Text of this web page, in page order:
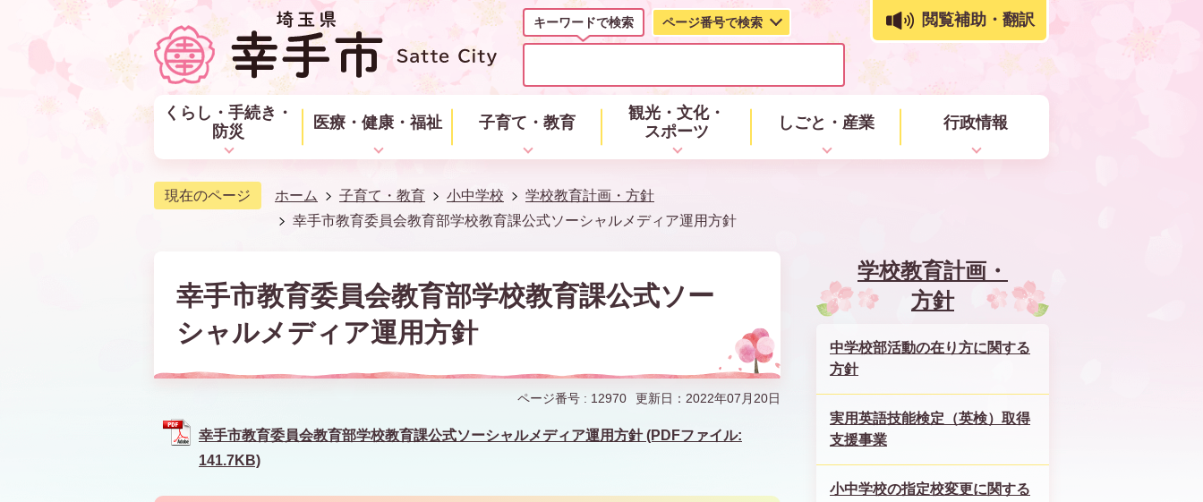
キーワードで検索 ページ番号で検索
キ
ワ
ド
で
検
閲覧補助・翻訳
くらし・手続き・
防災
医療・健康・福祉 子育て・教育
観光・文化・
スポーツ
しごと・産業 行政情報
現在のページ ホーム 子育て・教育 小中学校
学校教育計画・方針
幸手市教育委員会教育部学校教育課公式ソーシャルメディア運用方針
幸手市教育委員会教育部学校教育課公式ソー
シャルメディア運用方針
ページ番号 : 12970 更新日：2022年07月20日
幸手市教育委員会教育部学校教育課公式ソーシャルメディア運用方針 (PDFファイル:
141.7KB)
学校教育計画・
方針
中学校部活動の在り方に関する
方針
実用英語技能検定（英検）取得
支援事業
小中学校の指定校変更に関する